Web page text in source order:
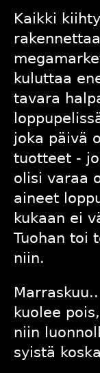
Kaikki
kuluttaa
tavara
joka päivä
tuotteet -
olisi varaa
aineet
kukaan ei
Tuohan toi
niin.
kuolee pois,
niin
syistä